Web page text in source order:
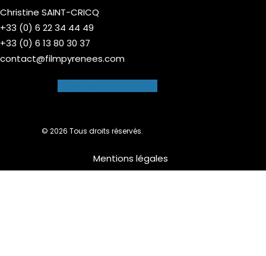
Christine SAINT-CRICQ
+33 (0) 6 22 34 44 49
+33 (0) 6 13 80 30 37
contact@filmpyrenees.com
© 2026 Tous droits réservés.
Mentions légales